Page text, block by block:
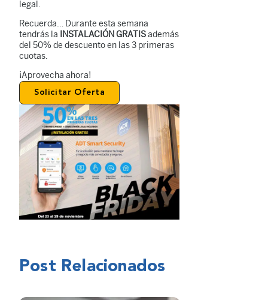
legal.
Recuerda… Durante esta semana
tendrás la INSTALACIÓN GRATISademás
del 50% de descuento en las 3 primeras
cuotas.
¡Aprovecha ahora!
Solicitar Oferta
Post Relacionados